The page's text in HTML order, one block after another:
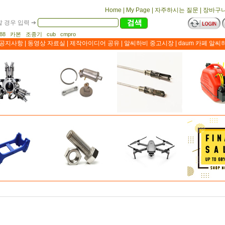
Home My Page 자주하시는 질문
장바구
경우 입력 ➔
카본 조종기 cub cmpro
공지사항 동영상 자료실 제작아이디어 공유 알씨하비 중고시장 daum 카페 알씨